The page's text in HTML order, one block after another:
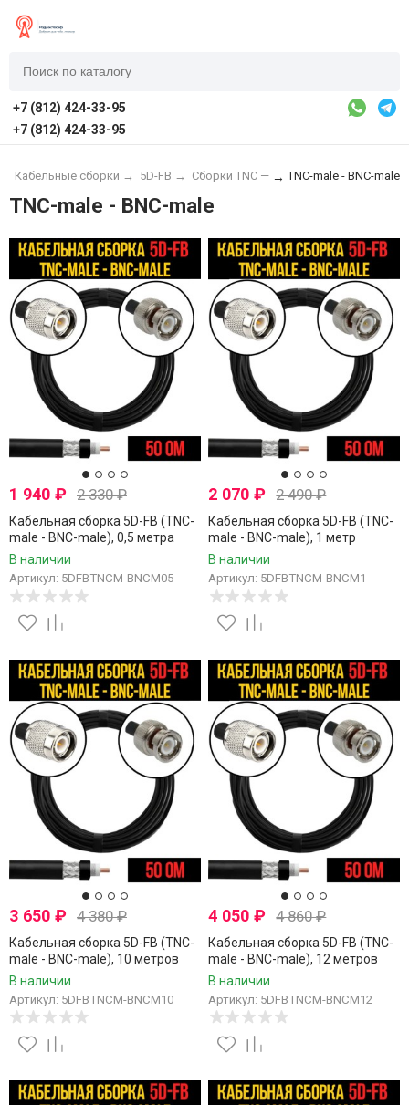
+7 (812) 424-33-95
+7 (812) 424-33-95
Кабельные сборки → 5D-FB → Сборки TNC — → TNC-male - BNC-male
TNC-male - BNC-male
1 940 ₽ 2 330₽
Кабельная сборка 5D-FB (TNC-
male - BNC-male), 0,5 метра
В наличии
Артикул: 5DFBTNCM-BNCM05
2 070₽ 2 490₽
Кабельная сборка 5D-FB (TNC-
male - BNC-male), 1 метр
В наличии
Артикул: 5DFBTNCM-BNCM1
3 650 ₽ 4 380₽
Кабельная сборка 5D-FB (TNC-
male - BNC-male), 10 метров
В наличии
Артикул: 5DFBTNCM-BNCM10
4 050₽ 4 860₽
Кабельная сборка 5D-FB (TNC-
male - BNC-male), 12 метров
В наличии
Артикул: 5DFBTNCM-BNCM12